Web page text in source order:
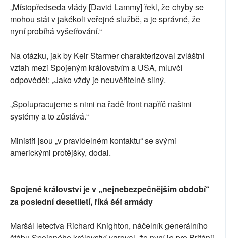
„Místopředseda vlády [David Lammy] řekl, že chyby se
mohou stát v jakékoli veřejné službě, a je správné, že
nyní probíhá vyšetřování.“
Na otázku, jak by Keir Starmer charakterizoval zvláštní
vztah mezi Spojeným královstvím a USA, mluvčí
odpověděl: „Jako vždy je neuvěřitelně silný.
„Spolupracujeme s nimi na řadě front napříč našimi
systémy a to zůstává.“
Ministři jsou „v pravidelném kontaktu“ se svými
americkými protějšky, dodal.
Spojené království je v „nejnebezpečnějším období“
za poslední desetiletí, říká šéf armády
Maršál letectva Richard Knighton, náčelník generálního